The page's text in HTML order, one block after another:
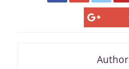
Author